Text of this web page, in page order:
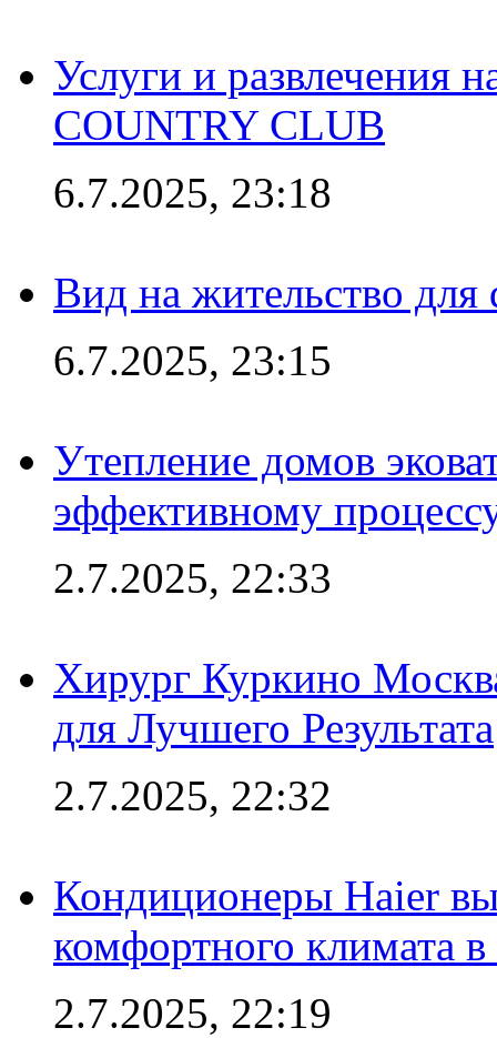
Услуги и развлечения
COUNTRY CLUB
6.7.2025, 23:18
Вид на жительство
6.7.2025, 23:15
Утепление домов
эффективному
2.7.2025, 22:33
Хирург Куркино
для Лучшего Результата
2.7.2025, 22:32
Кондиционеры Haier
комфортного климата
2.7.2025, 22:19